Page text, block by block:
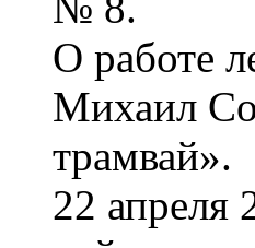
О работе
Михаил
трамвай».
22 апреля